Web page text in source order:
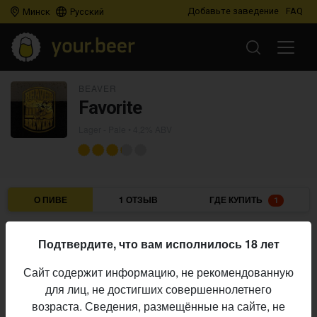
Минск Русский Добавьте заведение FAQ
Favorite
О ПИВЕ 1 ОТЗЫВ ГДЕ КУПИТЬ 1
Пивоварня:
Beaver
Алкоголь:
4,2%
Начало
выпуска:
13.02.2024
Подтвердите, что вам исполнилось 18 лет
Сайт содержит информацию, не рекомендованную
для лиц, не достигших совершеннолетнего
возраста. Сведения, размещённые на сайте, не